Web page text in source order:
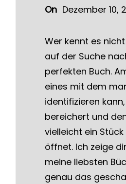
On Dezember 10,
Wer kennt es
auf der Suche
perfekten Buch.
eines mit dem
identifizieren
bereichert und
vielleicht ein
öffnet. Ich zeige
meine liebsten
genau das